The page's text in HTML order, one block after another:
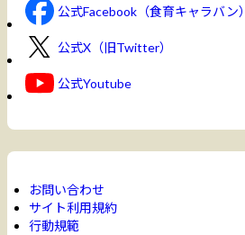
公式Facebook（食育キャラバン）
公式X（旧Twitter）
公式Youtube
お問い合わせ
サイト利用規約
行動規範